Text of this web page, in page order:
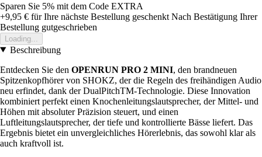
Sparen Sie 5% mit dem Code EXTRA
+9,95 € für Ihre nächste Bestellung geschenkt Nach Bestätigung Ihrer
Bestellung gutgeschrieben
Loading...
Beschreibung
Entdecken Sie den OPENRUN PRO 2 MINI, den brandneuen
Spitzenkopfhörer von SHOKZ, der die Regeln des freihändigen Audio
neu erfindet, dank der DualPitchTM-Technologie. Diese Innovation
kombiniert perfekt einen Knochenleitungslautsprecher, der Mittel- und
Höhen mit absoluter Präzision steuert, und einen
Luftleitungslautsprecher, der tiefe und kontrollierte Bässe liefert. Das
Ergebnis bietet ein unvergleichliches Hörerlebnis, das sowohl klar als
auch kraftvoll ist.